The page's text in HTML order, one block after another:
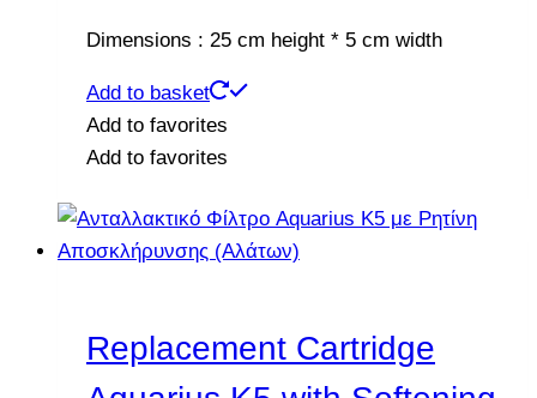
Dimensions : 25 cm height * 5 cm width
Add to basket
Add to favorites
Add to favorites
Replacement Cartridge